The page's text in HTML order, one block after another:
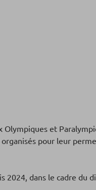
et
pour leur
2024, dans le cadre du